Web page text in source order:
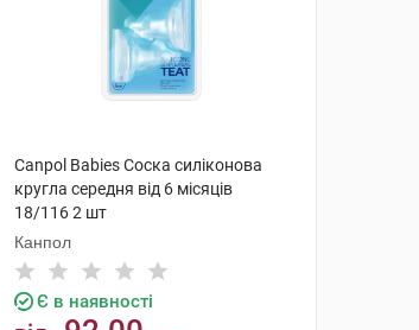
Canpol Babies Соска силіконова
кругла середня від 6 місяців
18/116 2 шт
Канпол
Є в наявності